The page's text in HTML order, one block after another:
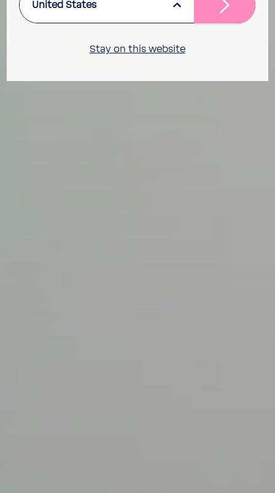
United States
Stay on this website